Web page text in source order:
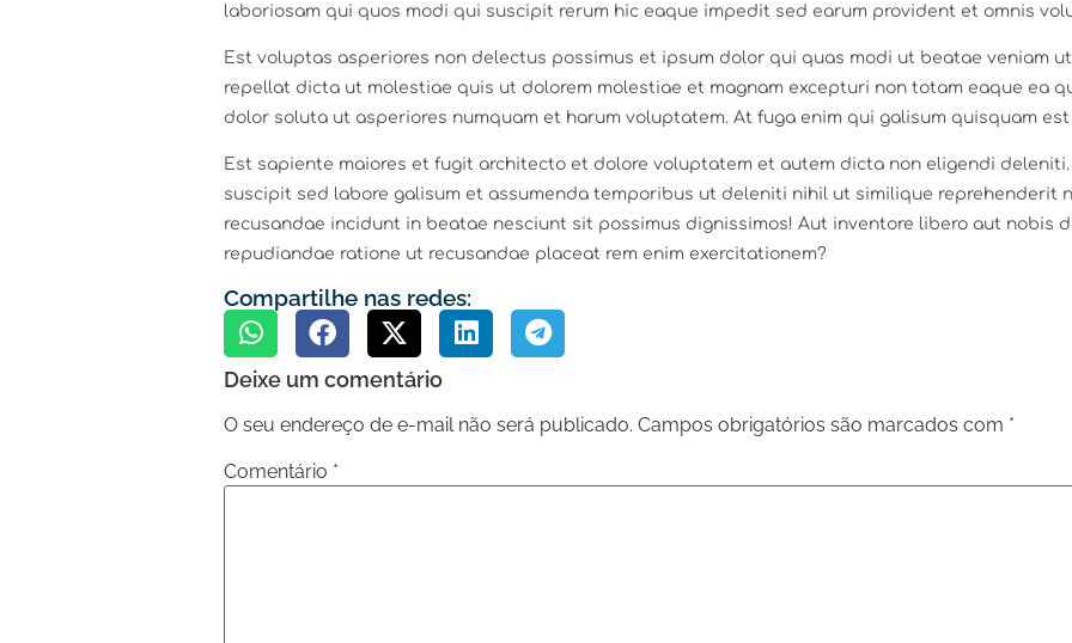
laboriosam qui quos modi qui suscipit rerum hic eaque impedit sed earum provident et omnis
Est voluptas asperiores non delectus possimus et ipsum dolor qui quas modi ut beatae veniam
repellat dicta ut molestiae quis ut dolorem molestiae et magnam excepturi non totam eaque ea
dolor soluta ut asperiores numquam et harum voluptatem. At fuga enim qui galisum quisquam
Est sapiente maiores et fugit architecto et dolore voluptatem et autem dicta non eligendi
suscipit sed labore galisum et assumenda temporibus ut deleniti nihil ut similique reprehenderit
recusandae incidunt in beatae nesciunt sit possimus dignissimos! Aut inventore libero aut nobis
repudiandae ratione ut recusandae placeat rem enim exercitationem?
Compartilhe nas redes:
Deixe um comentário
O seu endereço de e-mail não será publicado. Campos obrigatórios são marcados com *
Comentário *